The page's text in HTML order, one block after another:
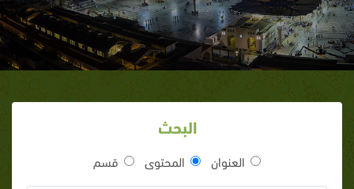
البحث
العنوان المحتوى قسم